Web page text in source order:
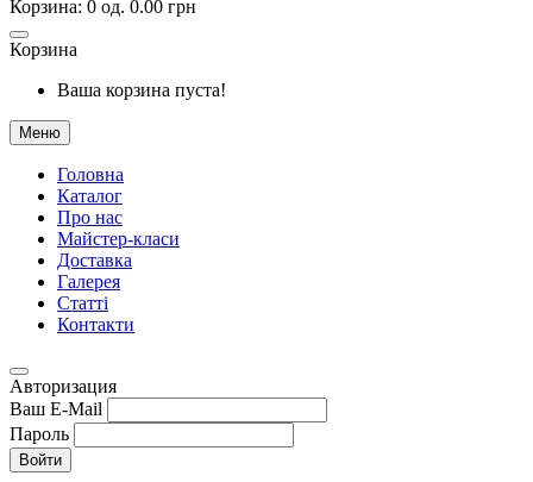
Корзина: 0 од. 0.00 грн
Корзина
Ваша корзина пуста!
Меню
Головна
Каталог
Про нас
Майстер-класи
Доставка
Галерея
Статтi
Контакти
Авторизация
Ваш E-Mail
Пароль
Войти